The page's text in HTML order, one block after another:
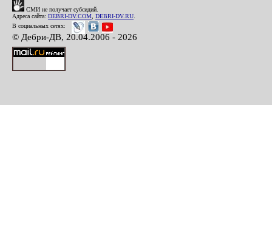
СМИ не получает субсидий.
Адреса сайта: DEBRI-DV.COM DEBRI-DV.RU
В социальных сетях:
© Дебри-ДВ, 20.04.2006 - 2026